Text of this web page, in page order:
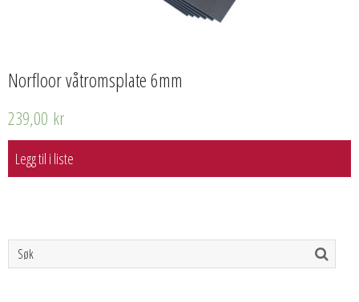
Norfloor våtromsplate 6mm
239,00 kr
Legg til i liste